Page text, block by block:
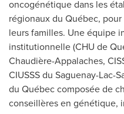
oncogénétique dans les
régionaux du Québec,
leurs familles. Une équipe
institutionnelle (CHU de
Chaudière-Appalaches,
CIUSSS du Saguenay-Lac-
du Québec composée de
conseillères en génétique,